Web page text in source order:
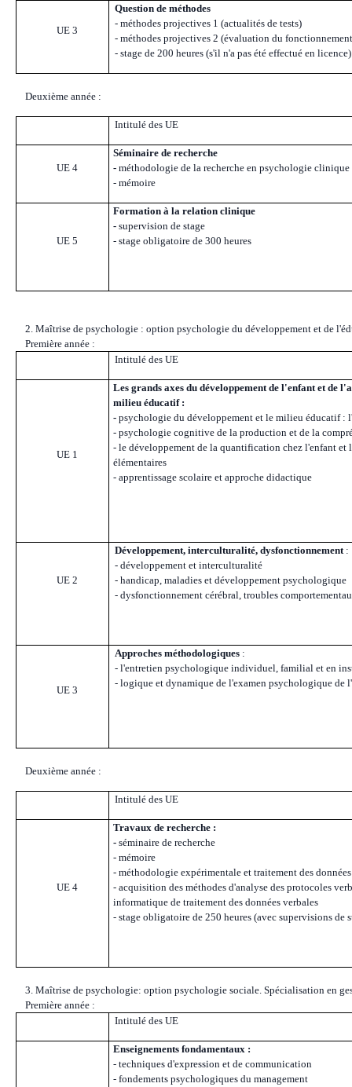
UE 3
Question de méthodes
- méthodes projectives 1 (actualités de tests)
- méthodes projectives 2 (évaluation du
- stage de 200 heures (s'il n'a pas été effectué en licence)
Deuxième année :
Intitulé des UE
UE 4
Séminaire de recherche
- méthodologie de la recherche en psychologie clinique
- mémoire
UE 5
Formation à la relation clinique
- supervision de stage
- stage obligatoire de 300 heures
2. Maîtrise de psychologie : option psychologie du développement et de
Première année :
Intitulé des UE
UE 1
Les grands axes du développement de l'enfant et de
milieu éducatif :
- psychologie du développement et le milieu éducatif :
- psychologie cognitive de la production et de la
- le développement de la quantification chez l'enfant et
élémentaires
- apprentissage scolaire et approche didactique
UE 2
Développement, interculturalité, dysfonctionnement:
- développement et interculturalité
- handicap, maladies et développement psychologique
- dysfonctionnement cérébral, troubles
UE 3
Approches méthodologiques:
- l'entretien psychologique individuel, familial et en
- logique et dynamique de l'examen psychologique de
Deuxième année :
Intitulé des UE
UE 4
Travaux de recherche :
- séminaire de recherche
- mémoire
- méthodologie expérimentale et traitement des
- acquisition des méthodes d'analyse des protocoles
informatique de traitement des données verbales
- stage obligatoire de 250 heures (avec supervisions de
3. Maîtrise de psychologie: option psychologie sociale. Spécialisation en
Première année :
Intitulé des UE
Enseignements fondamentaux :
- techniques d'expression et de communication
- fondements psychologiques du management